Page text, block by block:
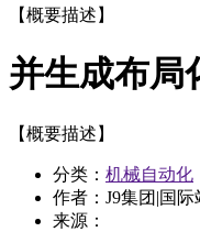
【概要描述】
并生成布局
【概要描述】
分类： 机械自动化
作者：J9集团|国际
来源：